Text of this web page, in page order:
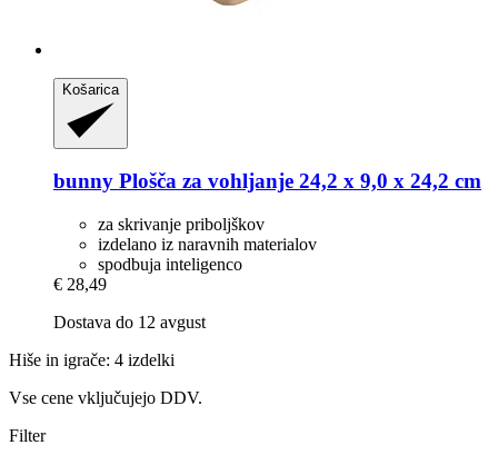
Košarica
bunny Plošča za vohljanje 24,2 x 9,0 x 24,2 cm
za skrivanje priboljškov
izdelano iz naravnih materialov
spodbuja inteligenco
€ 28,49
Dostava do 12 avgust
Hiše in igrače: 4 izdelki
Vse cene vključujejo DDV.
Filter